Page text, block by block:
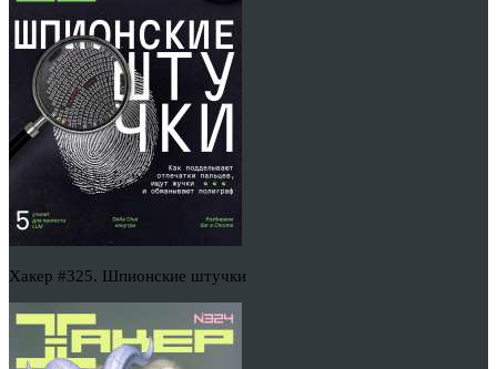
Хакер #325. Шпионские штучки